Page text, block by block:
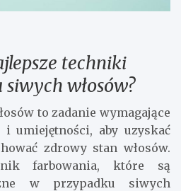
techniki
włosów?
to zadanie wymagające
umiejętności, aby uzyskać
zdrowy stan włosów.
farbowania, które są
w przypadku siwych